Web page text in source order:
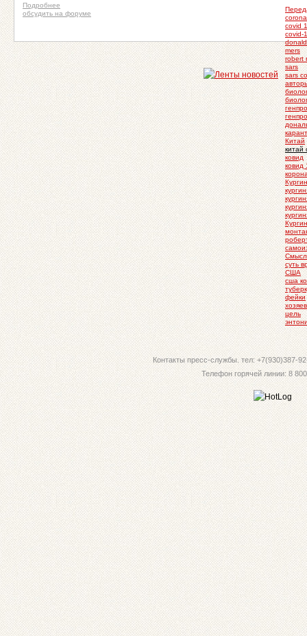
covid
covid-
mers
robert
sars
sars
Китай
китай
ковид
ковид
суть
США
сша
фейки
цель
Подробнее
обсудить на форуме
Контакты пресс-службы. тел: +7(930)387-
Телефон горячей линии: 8